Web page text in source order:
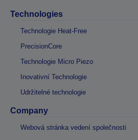
Technologies
Technologie Heat-Free
PrecisionCore
Technologie Micro Piezo
Inovativní Technologie
Udržitelné technologie
Company
Webová stránka vedení společnosti